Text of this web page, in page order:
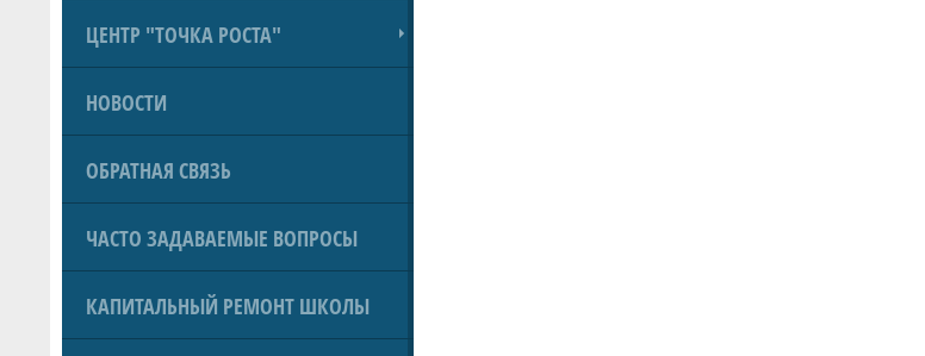
ЦЕНТР "ТОЧКА РОСТА"
НОВОСТИ
ОБРАТНАЯ СВЯЗЬ
ЧАСТО ЗАДАВАЕМЫЕ ВОПРОСЫ
КАПИТАЛЬНЫЙ РЕМОНТ ШКОЛЫ